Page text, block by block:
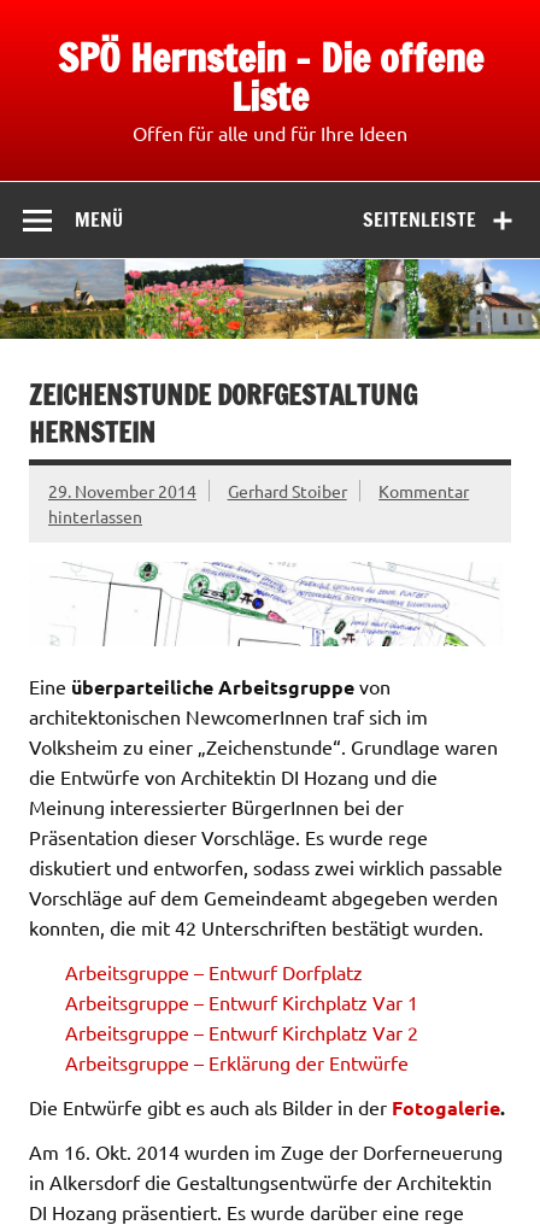
springenSPÖ Hernstein – Die offene
Liste
Offen für alle und für Ihre Ideen
SEITENLEISTE
MENÜ
ZEICHENSTUNDE DORFGESTALTUNG
HERNSTEIN
29. November 2014 Gerhard Stoiber
Kommentar
hinterlassen
Eine überparteiliche Arbeitsgruppe von
architektonischen NewcomerInnen traf sich im
Volksheim zu einer „Zeichenstunde“. Grundlage waren
die Entwürfe von Architektin DI Hozang und die
Meinung interessierter BürgerInnen bei der
Präsentation dieser Vorschläge. Es wurde rege
diskutiert und entworfen, sodass zwei wirklich passable
Vorschläge auf dem Gemeindeamt abgegeben werden
konnten, die mit 42 Unterschriften bestätigt wurden.
Arbeitsgruppe – Entwurf Dorfplatz
Arbeitsgruppe – Entwurf Kirchplatz Var 1
Arbeitsgruppe – Entwurf Kirchplatz Var 2
Arbeitsgruppe – Erklärung der Entwürfe
Die Entwürfe gibt es auch als Bilder in der Fotogalerie.
Am 16. Okt. 2014 wurden im Zuge der Dorferneuerung
in Alkersdorf die Gestaltungsentwürfe der Architektin
DI Hozang präsentiert. Es wurde darüber eine rege